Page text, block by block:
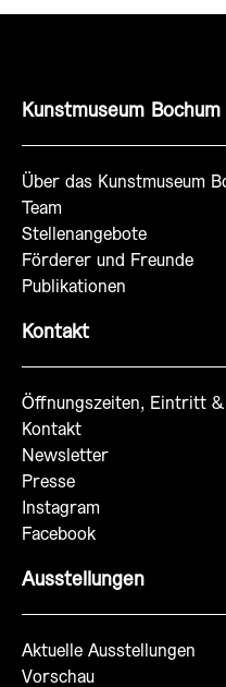
Kunstmuseum Bochum
Über das Kunstmuseum
Team
Stellenangebote
Förderer und Freunde
Publikationen
Kontakt
Öffnungszeiten, Eintritt
Kontakt
Newsletter
Presse
Instagram
Facebook
Ausstellungen
Aktuelle Ausstellungen
Vorschau